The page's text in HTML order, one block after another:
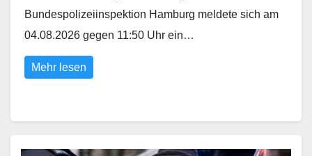
Bundespolizeiinspektion Hamburg meldete sich am
04.08.2026 gegen 11:50 Uhr ein…
Mehr lesen